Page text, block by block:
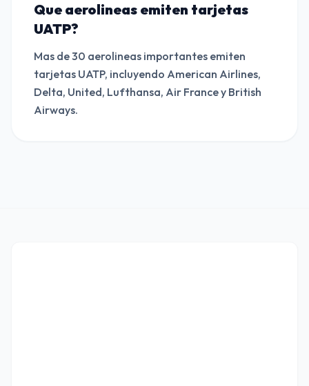
Que aerolineas emiten tarjetas
UATP?
Mas de 30 aerolineas importantes emiten
tarjetas UATP, incluyendo American Airlines,
Delta, United, Lufthansa, Air France y British
Airways.